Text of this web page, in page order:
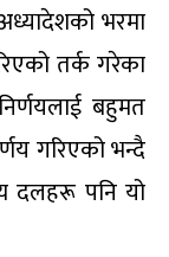
भरमा
तर्क गरेका
बहुमत
गरिएको भन्दै
दलहरू पनि यो